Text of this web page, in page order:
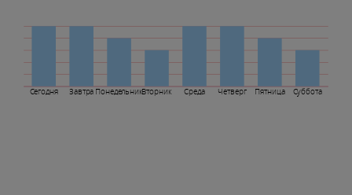
Сегодня Завтра ПонедельникВторник Среда Четверг Пятница Суббота